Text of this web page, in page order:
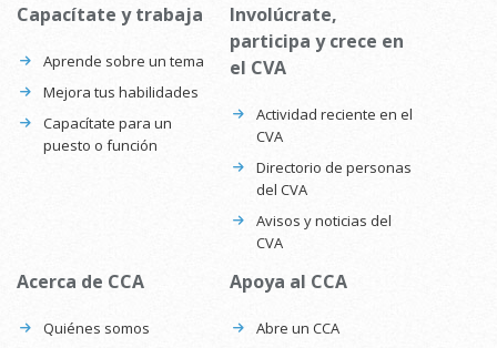
Capacítate y trabaja
Aprende sobre un tema
Mejora tus habilidades
Capacítate para un
puesto o función
Involúcrate,
participa y crece en
el CVA
Actividad reciente en el
CVA
Directorio de personas
del CVA
Avisos y noticias del
CVA
Acerca de CCA
Quiénes somos
Apoya al CCA
Abre un CCA